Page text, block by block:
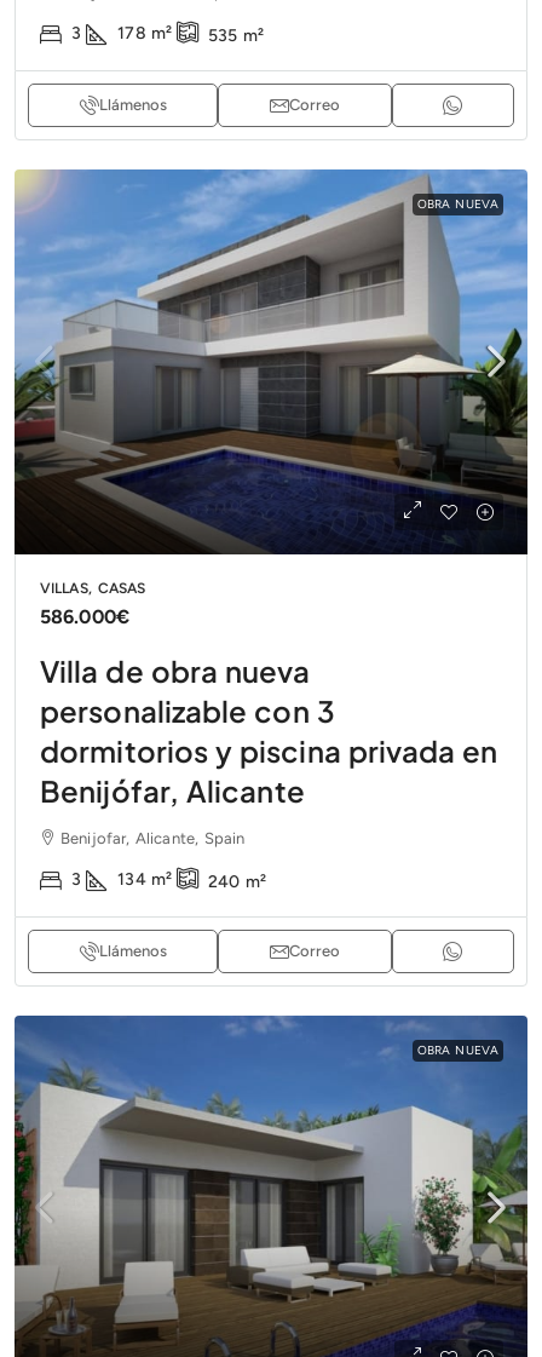
3 178 m² 535 m²
Llámenos Correo
OBRA NUEVA
VILLAS, CASAS
586.000€
Villa de obra nueva
personalizable con 3
dormitorios y piscina privada en
Benijófar, Alicante
Benijofar, Alicante, Spain
3 134 m² 240 m²
Llámenos Correo
OBRA NUEVA